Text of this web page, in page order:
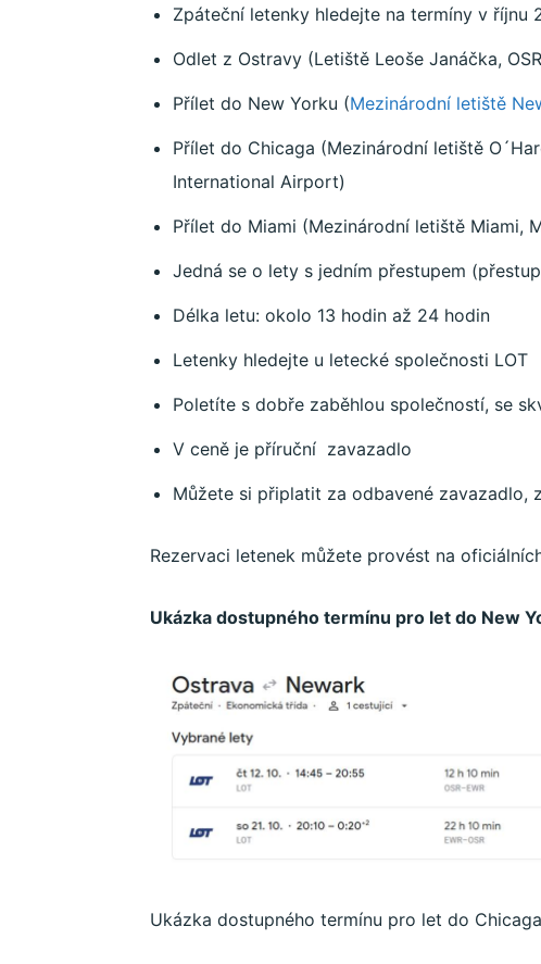
Zpáteční letenky hledejte na termíny v říjnu
Odlet z Ostravy (Letiště Leoše Janáčka,
Přílet do New Yorku (Mezinárodní letiště
Přílet do Chicaga (Mezinárodní letiště
International Airport)
Přílet do Miami (Mezinárodní letiště Miami,
Jedná se o lety s jedním přestupem
Délka letu: okolo 13 hodin až 24 hodin
Letenky hledejte u letecké společnosti LOT
Poletíte s dobře zaběhlou společností, se
V ceně je příruční zavazadlo
Můžete si připlatit za odbavené zavazadlo,
Rezervaci letenek můžete provést na
Ukázka dostupného termínu pro let do New
Ukázka dostupného termínu pro let do